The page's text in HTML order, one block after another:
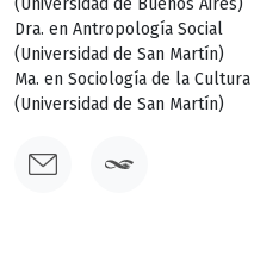
Dra. en Antropología Social
(Universidad de San Martín)
Ma. en Sociología de la Cultura
(Universidad de San Martín)